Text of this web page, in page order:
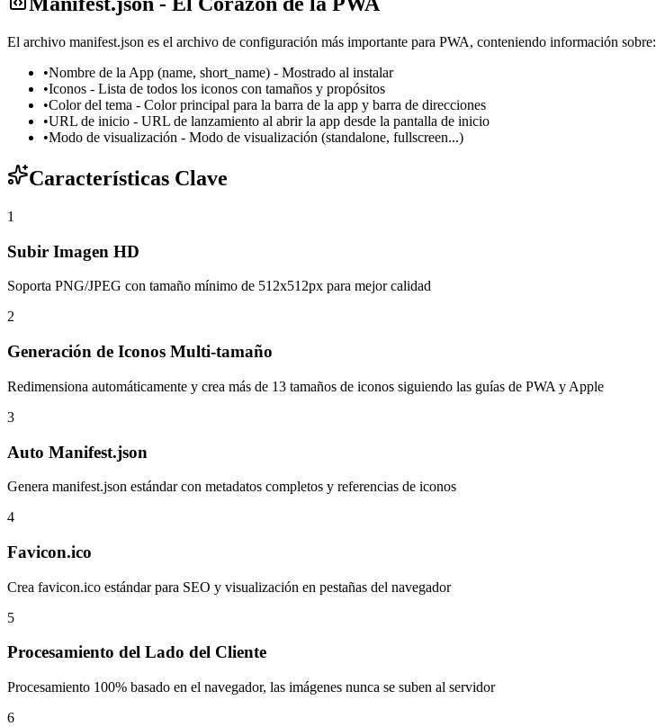
El archivo manifest.json es el archivo de configuración más importante para PWA, conteniendo información sobre:
•Nombre de la App (name, short_name) - Mostrado al instalar
•Iconos - Lista de todos los iconos con tamaños y propósitos
•Color del tema - Color principal para la barra de la app y barra de direcciones
•URL de inicio - URL de lanzamiento al abrir la app desde la pantalla de inicio
•Modo de visualización - Modo de visualización (standalone, fullscreen...)
Características Clave
1
Subir Imagen HD
Soporta PNG/JPEG con tamaño mínimo de 512x512px para mejor calidad
2
Generación de Iconos Multi-tamaño
Redimensiona automáticamente y crea más de 13 tamaños de iconos siguiendo las guías de PWA y Apple
3
Auto Manifest.json
Genera manifest.json estándar con metadatos completos y referencias de iconos
4
Favicon.ico
Crea favicon.ico estándar para SEO y visualización en pestañas del navegador
5
Procesamiento del Lado del Cliente
Procesamiento 100% basado en el navegador, las imágenes nunca se suben al servidor
6